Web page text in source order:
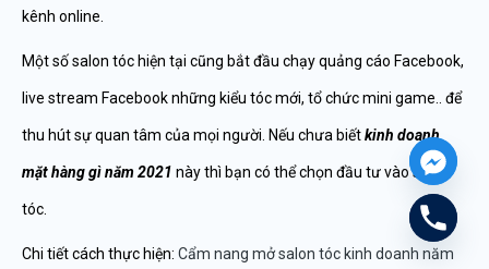
kênh online.
Một số salon tóc hiện tại cũng bắt đầu chạy quảng cáo Facebook,
live stream Facebook những kiểu tóc mới, tổ chức mini game.. để
thu hút sự quan tâm của mọi người. Nếu chưa biếtkinh doanh
mặt hàng gì năm 2021 này thì bạn có thể chọn đầu tư vào salon
tóc.
Chi tiết cách thực hiện: Cẩm nang mở salon tóc kinh doanh năm